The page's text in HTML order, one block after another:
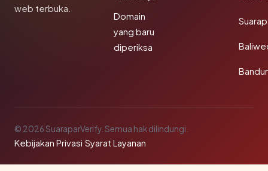
web terbuka.
Domain
yang baru
diperiksa
© 2026 SuaraparVerify. Semua hak dilindungi.
Kebijakan Privasi·Syarat Layanan